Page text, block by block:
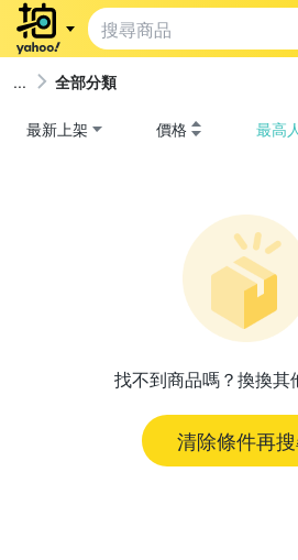
全部分類
最新上架 價格 最高
找不到商品嗎？換換其
清除條件再